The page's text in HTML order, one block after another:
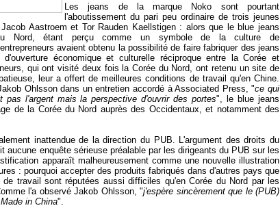
Les jeans de la marque Noko sont pourtant
l'aboutissement du pari peu ordinaire de trois jeunes
Jacob Aastroem et Tor Rauden Kaellstigen : alors que le blue jeans
Nord, étant perçu comme un symbole de la culture de
avaient obtenu la possibilité de faire fabriquer des jeans
économique et culturelle réciproque entre la Corée et
qui ont visité deux fois la Corée du Nord, ont retenu un site de
leur a offert de meilleures conditions de travail qu'en Chine.
Ohlsson dans un entretien accordé à Associated Press, "ce qui
pas l'argent mais la perspective d'ouvrir des portes", le blue jeans
de la Corée du Nord auprès des Occidentaux, et notamment des
inattendue de la direction du PUB. L'argument des droits du
aucune enquête sérieuse préalable par les dirigeants du PUB sur les
apparaît malheureusement comme une nouvelle illustration
: pourquoi accepter des produits fabriqués dans d'autres pays que
travail sont réputées aussi difficiles qu'en Corée du Nord par les
l'a observé Jakob Ohlsson, "j'espère sincèrement que le (PUB)
in China".